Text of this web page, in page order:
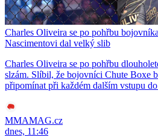
Charles Oliveira se po pohřbu
Nascimentovi dal velký slib
Charles Oliveira se po pohřbu
slzám. Slíbil, že bojovníci Chute Boxe
připomínat při každém dalším vstupu
MMAMAG.cz
dnes, 11:46